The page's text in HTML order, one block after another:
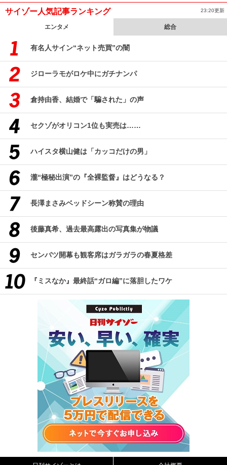
サイゾー人気記事ランキング 23:20更新
エンタメ 総合
有名人サイン“ネット売買”の闇
ジローラモがロケ中にガチナンパ
倉持由香、結婚で「騙された」の声
セクゾがオリコン1位も実売は……
ハイスタ横山健は「カッコだけの男」
瀧“極秘出演”の『全裸監督』はどうなる？
長澤まさみベッドシーン称賛の理由
後藤真希、過去最高露出の写真集が物議
センバツ開幕も観客席はガラガラの春夏格差
『ミスなか』最終話“ガロ編”に落胆したワケ